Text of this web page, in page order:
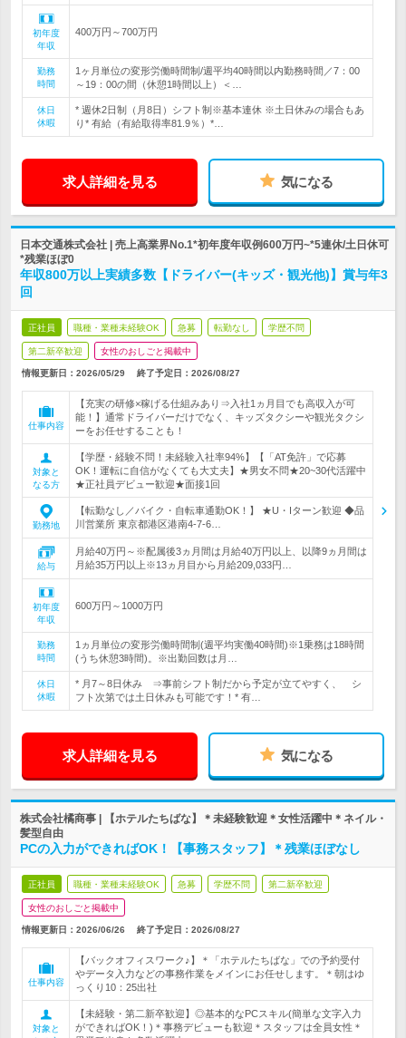
初年度
年収
400万円～700万円
勤務
時間
1ヶ月単位の変形労働時間制/週平均40時間以内勤務時間／7：00
～19：00の間（休憩1時間以上）＜…
休日
休暇
* 週休2日制（月8日）シフト制※基本連休 ※土日休みの場合もあ
り* 有給（有給取得率81.9％）*…
求人詳細を見る 気になる
日本交通株式会社 | 売上高業界No.1*初年度年収例600万円~*5連休/土日休可
*残業ほぼ0
年収800万以上実績多数【ドライバー(キッズ・観光他)】賞与年3
回
正社員 職種・業種未経験OK 急募 転勤なし 学歴不問
第二新卒歓迎 女性のおしごと掲載中
情報更新日：2026/05/29 終了予定日： 2026/08/27
仕事内容
【充実の研修×稼げる仕組みあり⇒入社1ヵ月目でも高収入が可
能！】通常ドライバーだけでなく、キッズタクシーや観光タクシ
ーをお任せすることも！
対象と
なる方
【学歴・経験不問！未経験入社率94%】【「AT免許」で応募
OK！運転に自信がなくても大丈夫】★男女不問★20~30代活躍中
★正社員デビュー歓迎★面接1回
勤務地
【転勤なし／バイク・自転車通勤OK！】 ★U・Iターン歓迎 ◆品
川営業所 東京都港区港南4-7-6…
給与
月給40万円～※配属後3ヵ月間は月給40万円以上、以降9ヵ月間は
月給35万円以上※13ヵ月目から月給209,033円…
初年度
年収
600万円～1000万円
勤務
時間
1ヵ月単位の変形労働時間制(週平均実働40時間)※1乗務は18時間
(うち休憩3時間)。※出勤回数は月…
休日
休暇
* 月7～8日休み ⇒事前シフト制だから予定が立てやすく、 シ
フト次第では土日休みも可能です！* 有…
求人詳細を見る 気になる
株式会社橘商事 | 【ホテルたちばな】＊未経験歓迎＊女性活躍中＊ネイル・
髪型自由
PCの入力ができればOK！【事務スタッフ】＊残業ほぼなし
正社員 職種・業種未経験OK 急募 学歴不問 第二新卒歓迎
女性のおしごと掲載中
情報更新日：2026/06/26 終了予定日： 2026/08/27
仕事内容
【バックオフィスワーク♪】＊「ホテルたちばな」での予約受付
やデータ入力などの事務作業をメインにお任せします。＊朝はゆ
っくり10：25出社
対象と
【未経験・第二新卒歓迎】◎基本的なPCスキル(簡単な文字入力
ができればOK！)＊事務デビューも歓迎＊スタッフは全員女性＊